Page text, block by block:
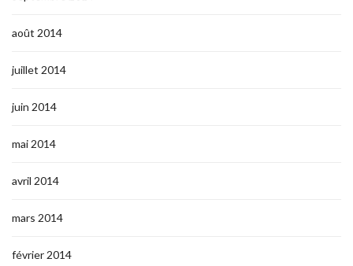
août 2014
juillet 2014
juin 2014
mai 2014
avril 2014
mars 2014
février 2014